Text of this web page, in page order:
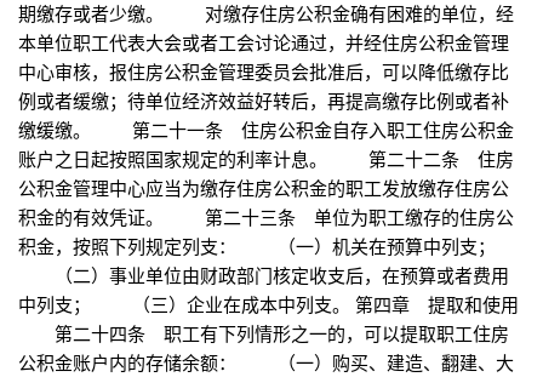
期缴存或者少缴。 对缴存住房公积金确有困难的单位，经
本单位职工代表大会或者工会讨论通过，并经住房公积金管理
中心审核，报住房公积金管理委员会批准后，可以降低缴存比
例或者缓缴；待单位经济效益好转后，再提高缴存比例或者补
缴缓缴。 第二十一条 住房公积金自存入职工住房公积金
账户之日起按照国家规定的利率计息。 第二十二条 住房
公积金管理中心应当为缴存住房公积金的职工发放缴存住房公
积金的有效凭证。 第二十三条 单位为职工缴存的住房公
积金，按照下列规定列支： （一）机关在预算中列支；
（二）事业单位由财政部门核定收支后，在预算或者费用
中列支； （三）企业在成本中列支。 第四章 提取和使用
第二十四条 职工有下列情形之一的，可以提取职工住房
公积金账户内的存储余额： （一）购买、建造、翻建、大